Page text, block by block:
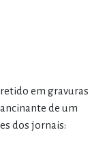
em gravuras
de um
dos jornais: